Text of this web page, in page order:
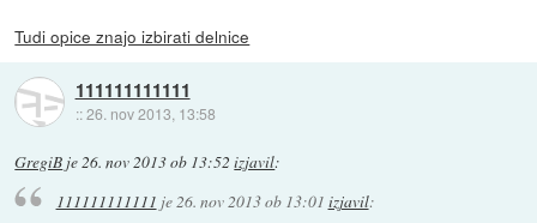
Tudi opice znajo izbirati delnice
111111111111
::26. nov 2013, 13:58
GregiB je26. nov 2013 ob 13:52 izjavil:
111111111111 je26. nov 2013 ob 13:01 izjavil: